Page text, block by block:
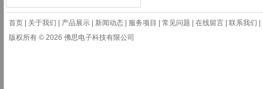
首页 关于我们 产品展示 新闻动态 服务项目 常见问题 在线留言 联系我们
版权所有 © 2026 佛思电子科技有限公司